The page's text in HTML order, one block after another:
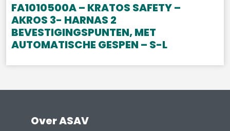
FA1010500A – KRATOS SAFETY –
AKROS 3- HARNAS 2
BEVESTIGINGSPUNTEN, MET
AUTOMATISCHE GESPEN – S-L
Over ASAV